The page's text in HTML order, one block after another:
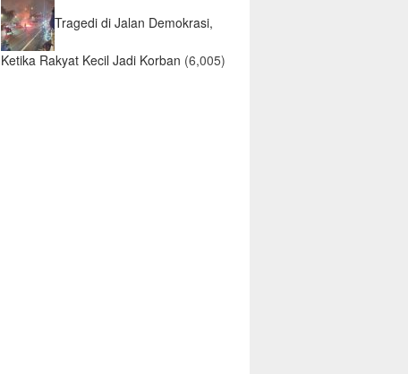
Tragedi di Jalan Demokrasi,
Ketika Rakyat Kecil Jadi Korban (6,005)